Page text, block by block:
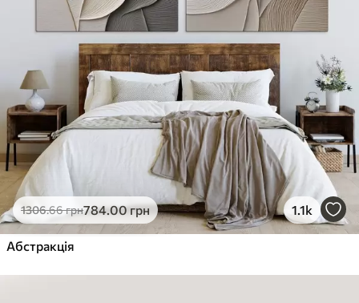
1306.66грн784.00грн 1.1k
Абстракція